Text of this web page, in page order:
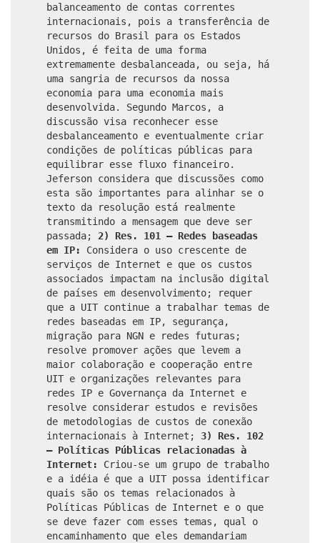
balanceamento de contas correntes
internacionais, pois a transferência de
recursos do Brasil para os Estados
Unidos, é feita de uma forma
extremamente desbalanceada, ou seja, há
uma sangria de recursos da nossa
economia para uma economia mais
desenvolvida. Segundo Marcos, a
discussão visa reconhecer esse
desbalanceamento e eventualmente criar
condições de políticas públicas para
equilibrar esse fluxo financeiro.
Jeferson considera que discussões como
esta são importantes para alinhar se o
texto da resolução está realmente
transmitindo a mensagem que deve ser
passada; 2) Res. 101 – Redes baseadas
em IP:
Considera o uso crescente de
serviços de Internet e que os custos
associados impactam na inclusão digital
de países em desenvolvimento; requer
que a UIT continue a trabalhar temas de
redes baseadas em IP, segurança,
migração para NGN e redes futuras;
resolve promover ações que levem a
maior colaboração e cooperação entre
UIT e organizações relevantes para
redes IP e Governança da Internet e
resolve considerar estudos e revisões
de metodologias de custos de conexão
internacionais à Internet; 3) Res. 102
– Políticas Públicas relacionadas à
Internet:
Criou-se um grupo de trabalho
e a idéia é que a UIT possa identificar
quais são os temas relacionados à
Políticas Públicas de Internet e o que
se deve fazer com esses temas, qual o
encaminhamento que eles demandariam